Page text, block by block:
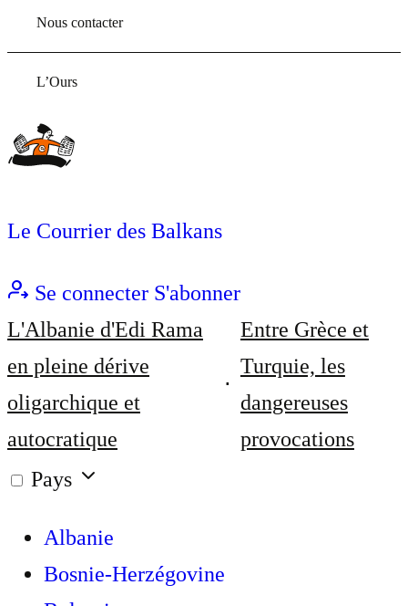
Nous contacter
L’Ours
Le Courrier des Balkans
Se connecter S'abonner
L'Albanie d'Edi Rama
en pleine dérive
oligarchique et
autocratique
Entre Grèce et
Turquie, les
dangereuses
provocations
Pays
Albanie
Bosnie-Herzégovine